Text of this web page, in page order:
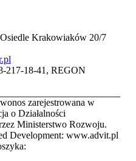
Krakowiaków 20/7
217-18-41, REGON
zarejestrowana w
o Działalności
Ministerstwo Rozwoju.
Development: www.advit.pl